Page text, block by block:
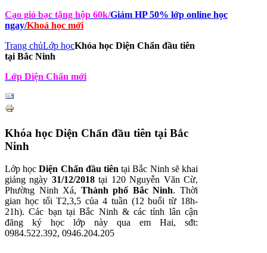
Cạo gió bạc tặng hộp 60k/Giảm HP 50% lớp online học
ngay/Khoá học mới
Trang chủLớp họcKhóa học Diện Chẩn đầu tiên
tại Bắc Ninh
Lớp Diện Chẩn mới
Khóa học Diện Chẩn đầu tiên tại Bắc
Ninh
Lớp họcDiện Chẩn đầu tiên tại Bắc Ninh sẽ khai
giảng ngày 31/12/2018tại 120 Nguyễn Văn Cừ,
Phường Ninh Xá, Thành phố Bắc Ninh. Thời
gian học tối T2,3,5 của 4 tuần (12 buổi từ 18h-
21h). Các bạn tại Bắc Ninh & các tỉnh lân cận
đăng ký học lớp này qua em Hai, sđt:
0984.522.392, 0946.204.205